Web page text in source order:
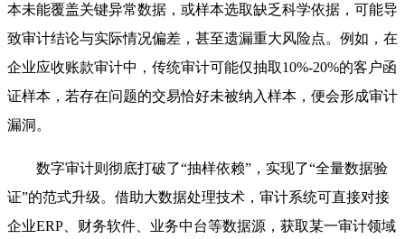
本未能覆盖关键异常数据，或样本选取缺乏科学依据，可能导
致审计结论与实际情况偏差，甚至遗漏重大风险点。例如，在
企业应收账款审计中，传统审计可能仅抽取10%-20%的客户函
证样本，若存在问题的交易恰好未被纳入样本，便会形成审计
漏洞。
数字审计则彻底打破了“抽样依赖”，实现了“全量数据验
证”的范式升级。借助大数据处理技术，审计系统可直接对接
企业ERP、财务软件、业务中台等数据源，获取某一审计领域